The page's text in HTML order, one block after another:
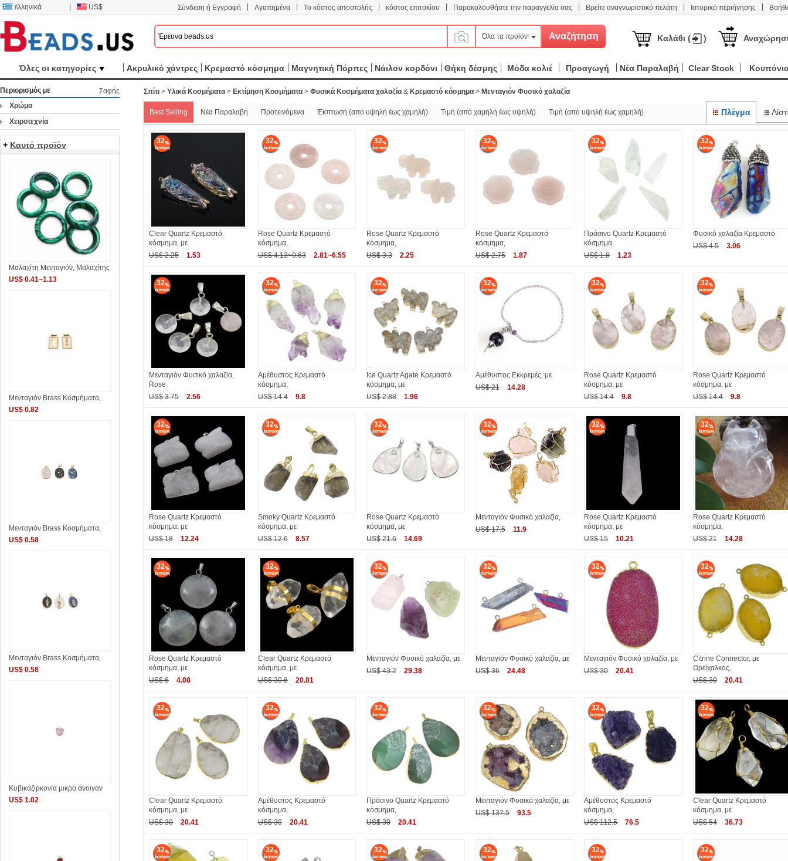
ελληνικά US$ Σύνδεση ή Εγγραφή Αγαπημένα Το κόστος αποστολής κόστος επιτοκίου Παρακολουθήστε την παραγγελία σας Βρείτε αναγνωριστικό πελάτη Ιστορικό περιήγησης
Όλα τα προϊόντα Καλάθι ( )
Όλες οι κατηγορίες Ακρυλικό χάντρες Κρεμαστό κόσμημα Μαγνητική Πόρπες Νάιλον κορδόνι Θήκη δέσμης Μόδα κολιέ Προαγωγή Νέα Παραλαβή Clear Stock
Σπίτι> Υλικά Κοσμήματα> Εκτίμηση Κοσμήματα> Φυσικά Κοσμήματα χαλαζία& Κρεμαστό κόσμημα> Μενταγιόν Φυσικό χαλαζία
Best Selling Νέα Παραλαβή Προτεινόμενα Έκπτωση (από υψηλή έως χαμηλή) Τιμή (από χαμηλή έως υψηλή) Τιμή (από υψηλή έως χαμηλή) Πλέγμα
32
Clear Quartz Κρεμαστό
κόσμημα, με
US$ 2.25
1.53
32
Rose Quartz Κρεμαστό
κόσμημα,
US$ 4.13~9.63
2.81~6.55
32
Rose Quartz Κρεμαστό
κόσμημα,
US$ 3.3
2.25
32
Rose Quartz Κρεμαστό
κόσμημα,
US$ 2.75
1.87
32
Πράσινο Quartz Κρεμαστό
κόσμημα,
US$ 1.8
1.23
32
Φυσικό χαλαζία Κρεμαστό
US$ 4.5
3.06
32
Μενταγιόν Φυσικό χαλαζία,
Rose
US$ 3.75
2.56
32
Αμέθυστος Κρεμαστό
κόσμημα,
US$ 14.4
9.8
32
Ice Quartz Agate Κρεμαστό
κόσμημα, με
US$ 2.88
1.96
32
Αμέθυστος Εκκρεμές, με
US$ 21
14.28
32
Rose Quartz Κρεμαστό
κόσμημα, με
US$ 14.4
9.8
32
Rose Quartz Κρεμαστό
κόσμημα, με
US$ 14.4
9.8
32
Rose Quartz Κρεμαστό
κόσμημα, με
US$ 18
12.24
32
Smoky Quartz Κρεμαστό
κόσμημα, με
US$ 12.6
8.57
32
Rose Quartz Κρεμαστό
κόσμημα, με
US$ 21.6
14.69
32
Μενταγιόν Φυσικό χαλαζία,
US$ 17.5
11.9
32
Rose Quartz Κρεμαστό
κόσμημα, με
US$ 15
10.21
32
Rose Quartz Κρεμαστό
κόσμημα,
US$ 21
14.28
32
Rose Quartz Κρεμαστό
κόσμημα, με
US$ 6
4.08
32
Clear Quartz Κρεμαστό
κόσμημα, με
US$ 30.6
20.81
32
Μενταγιόν Φυσικό χαλαζία, με
US$ 43.2
29.38
32
Μενταγιόν Φυσικό χαλαζία, με
US$ 36
24.48
32
Μενταγιόν Φυσικό χαλαζία, με
US$ 30
20.41
32
Citrine Connector, με
Ορείχαλκος,
US$ 30
20.41
32
Clear Quartz Κρεμαστό
κόσμημα, με
US$ 30
20.41
32
Αμέθυστος Κρεμαστό
κόσμημα,
US$ 30
20.41
32
Πράσινο Quartz Κρεμαστό
κόσμημα,
US$ 30
20.41
32
Μενταγιόν Φυσικό χαλαζία, με
US$ 137.5
93.5
32
Αμέθυστος Κρεμαστό
κόσμημα,
US$ 112.5
76.5
32
Clear Quartz Κρεμαστό
κόσμημα, με
US$ 54
36.73
32 32 32 32 32 32
Περιορισμός με
Σαφής
Χρώμα
Χειροτεχνία
+ Καυτό προϊόν
Μαλαχίτη Μενταγιόν, Μαλαχίτης
US$ 0.41~1.13
Μενταγιόν Brass Κοσμήματα,
US$ 0.82
Μενταγιόν Brass Κοσμήματα,
US$ 0.58
Μενταγιόν Brass Κοσμήματα,
US$ 0.58
Κυβικάζιρκονία μικρο άνοιγαν
US$ 1.02